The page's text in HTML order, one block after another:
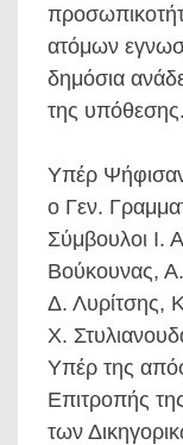
ατόμων
δημόσια
της υπόθεσης.
Υπέρ
ο Γεν.
Σύμβουλοι Ι.
Βούκουνας,
Δ. Λυρίτσης,
Χ.
Υπέρ της
Επιτροπής
των